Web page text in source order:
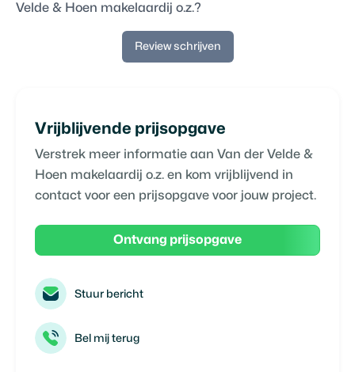
Velde & Hoen makelaardij o.z.?
Review schrijven
Vrijblijvende prijsopgave
Verstrek meer informatie aan Van der Velde &
Hoen makelaardij o.z. en kom vrijblijvend in
contact voor een prijsopgave voor jouw project.
Ontvang prijsopgave
Stuur bericht
Bel mij terug